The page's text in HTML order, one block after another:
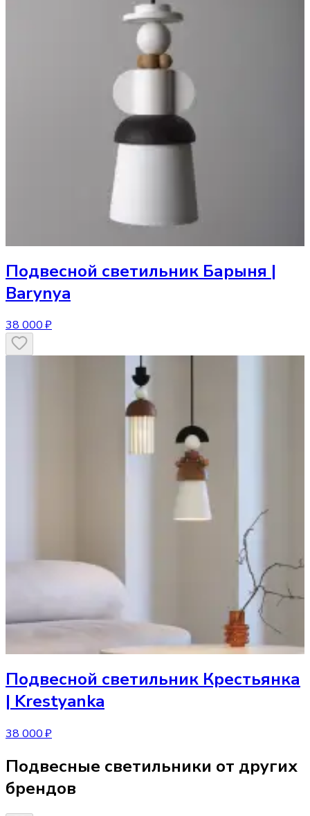
Подвесной светильник Барыня |
Barynya
38 000 ₽
Подвесной светильник Крестьянка
| Krestyanka
38 000 ₽
Подвесные светильники от других
брендов